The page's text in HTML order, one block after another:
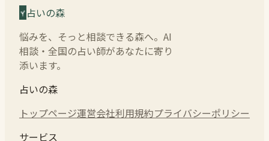
占いの森
悩みを、そっと相談できる森へ。AI
相談・全国の占い師があなたに寄り
添います。
占いの森
トップページ運営会社利用規約プライバシーポリシー
サービス